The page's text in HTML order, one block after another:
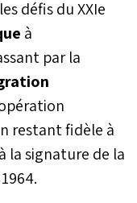
défis du XXIe
à
par la
restant fidèle à
la signature de la